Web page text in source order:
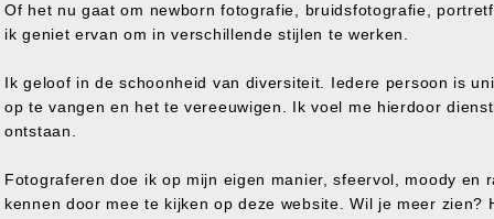
Of het nu gaat om newborn fotografie, bruidsfotografie,
ik geniet ervan om in verschillende stijlen te werken.
Ik geloof in de schoonheid van diversiteit. Iedere persoon is
op te vangen en het te vereeuwigen. Ik voel me hierdoor
ontstaan.
Fotograferen doe ik op mijn eigen manier, sfeervol, moody
kennen door mee te kijken op deze website. Wil je meer